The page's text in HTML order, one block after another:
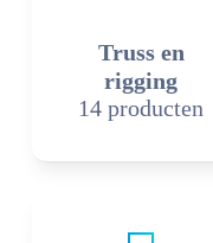
Truss en
rigging
14 producten